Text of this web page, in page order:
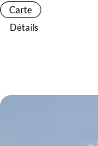
Carte
Détails